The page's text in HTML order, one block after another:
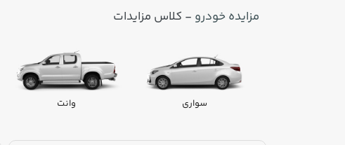
مزایده خودرو - کلاس مزایدات
سواری وانت